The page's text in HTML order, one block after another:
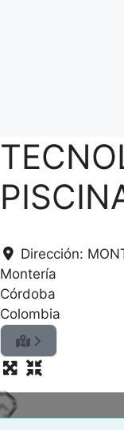
Dirección:
Montería
Córdoba
Colombia
a
d
i
n
g
.
.